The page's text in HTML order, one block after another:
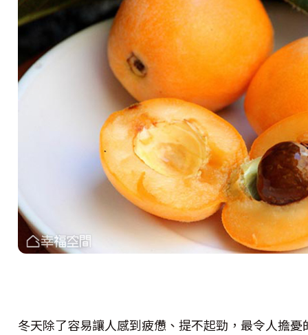
冬天除了容易讓人感到疲憊、提不起勁，最令人擔